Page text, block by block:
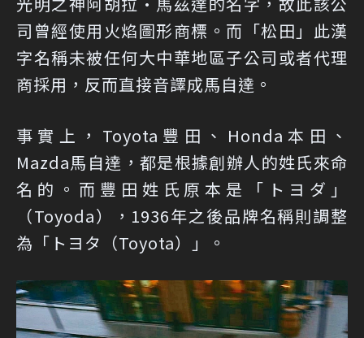
司曾經使用火焰圖形商標。而「松田」此漢
字名稱未被任何大中華地區子公司或者代理
商採用，反而直接音譯成馬自達。
事實上，Toyota豐田、Honda本田、
Mazda馬自達，都是根據創辦人的姓氏來命
名的。而豐田姓氏原本是「トヨダ」
（Toyoda），1936年之後品牌名稱則調整
為「トヨタ（Toyota）」。